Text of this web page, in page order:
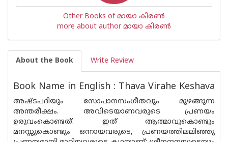
Other Books of മായാ കിരണ്‍
more about author മായാ കിരണ്‍
About the Book Write Review
Book Name in English : Thava Virahe Keshava
അഷ്ടപദിയും സോപാനസംഗീതവും മുഴങ്ങുന്ന
അന്തരീക്ഷം. അവിടെയാണവരുടെ പ്രണയം
ഉരുവംകൊണ്ടത്. ഇത് ആത്മാവുകൊണ്ടും
മനസ്സുകൊണ്ടും ഒന്നായവരുടെ, പ്രണയത്തിലലിഞ്ഞു